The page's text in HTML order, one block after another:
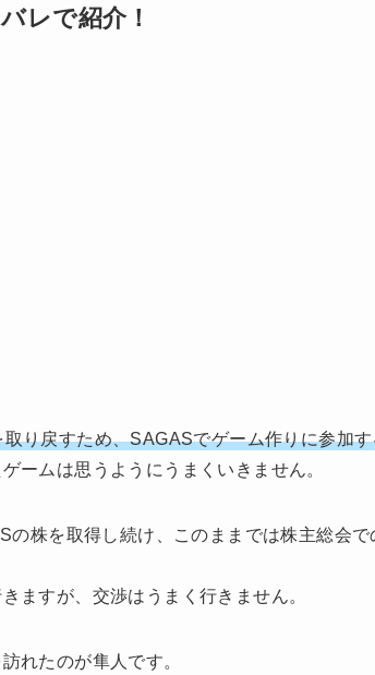
レで紹介！
り戻すため、SAGASでゲーム作りに参加
ームは思うようにうまくいきません。
の株を取得し続け、このままでは株主総会
ますが、交渉はうまく行きません。
れたのが隼人です。